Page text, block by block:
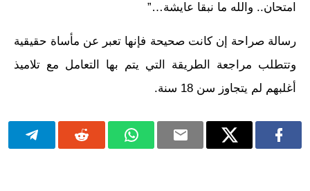
امتحان.. والله ما نبقا عايشة…”
رسالة صراحة إن كانت صحيحة فإنها تعبر عن مأساة حقيقية
وتتطلب مراجعة الطريقة التي يتم بها التعامل مع تلاميذ
أغلبهم لم يتجاوز سن 18 سنة.